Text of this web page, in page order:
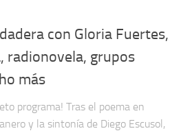
con Gloria Fuertes,
radionovela, grupos
más
programa! Tras el poema en
y la sintonía de Diego Escusol,